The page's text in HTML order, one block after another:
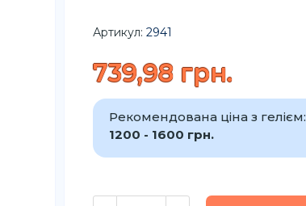
Артикул: 2941
739,98 грн.
Рекомендована ціна з гелієм:
1200 - 1600 грн.